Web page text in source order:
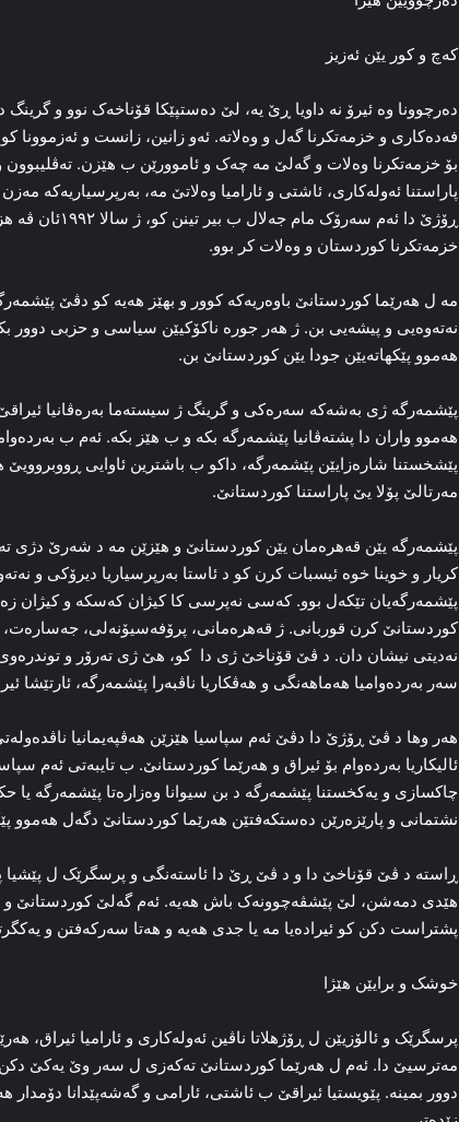
که‌چ و کور یێن ئه‌زیز
ده‌رچوونا وه‌ ئیرۆ نه‌ داویا ڕێ یه‌، لێ ده‌ستپێکا قۆناخه‌ک نوو و گرینگ
فه‌ده‌کاری و خزمه‌تکرنا گه‌ل و وه‌لاته‌. ئه‌و زانین، زانست و
بۆ خزمه‌تکرنا وه‌لات و گه‌لێ مه‌ چه‌ک و ئاموورێن ب هێزن. ته‌ڤلیبوون
پاراستنا ئه‌وله‌کاری، ئاشتی و ئارامیا وه‌لاتێ مه‌، به‌رپرسیاریه‌که‌
ڕۆژێ دا ئه‌م
خزمه‌تکرنا کوردستان و وه‌لات کر بوو.
مه‌ ل هه‌رێما کوردستانێ باوه‌ریه‌که‌ کوور و بهێز هه‌یه‌ کو دڤێ
نه‌ته‌وه‌یی و پیشه‌یی بن. ژ هه‌ر جوره‌ ناکۆکیێن سیاسی و حزبی
هه‌موو پێکهاته‌یێن جودا یێن کوردستانێ بن.
پێشمه‌رگه‌ ژی به‌شه‌که‌ سه‌ره‌کی و گرینگ ژ سیسته‌ما به‌ره‌ڤانیا
هه‌موو واران دا پشته‌ڤانیا پێشمه‌رگه‌ بکه‌ و ب هێز بکه‌. ئه‌م ب
پێشخستنا شاره‌زایێن پێشمه‌رگه‌، داکو ب باشترین ئاوایی
مه‌رتالێ پۆلا یێ پاراستنا کوردستانێ.
پێشمه‌رگه‌ یێن قه‌هره‌مان یێن کوردستانێ و هێزێن مه‌ د شه‌رێ دژی
کریار و خوینا خوه‌ ئیسبات کرن کو د ئاستا به‌رپرسیاریا دیرۆکی و
پێشمه‌رگه‌یان تێکه‌ل بوو. که‌سی نه‌پرسی کا کیژان که‌سکه‌ و کیژان
کوردستانێ کرن قوربانی. ژ قه‌هره‌مانی، پرۆفه‌سیۆنه‌لی، جه‌ساره‌ت،
نه‌دیتی نیشان دان. د ڤێ قۆناخێ ژی دا کو، هێ ژی ته‌رۆر و
سه‌ر به‌رده‌وامیا هه‌ماهه‌نگی و هه‌ڤکاریا ناڤبه‌را پێشمه‌رگه‌، ئارتێشا
هه‌ر وها د ڤێ ڕۆژێ دا دڤێ ئه‌م سپاسیا هێزێن هه‌ڤپه‌یمانیا
ئالیکاریا به‌رده‌وام بۆ ئیراق و هه‌رێما کوردستانێ. ب تایبه‌تی ئه‌م
چاکسازی و یه‌کخستنا پێشمه‌رگه‌ د بن سیوانا وه‌زاره‌تا پێشمه‌رگه‌ یا
نشتمانی و پارێزه‌رێن ده‌ستکه‌فتێن هه‌رێما کوردستانێ دگه‌ل هه‌موو
ڕاسته‌ د ڤێ قۆناخێ دا و د ڤێ ڕێ دا ئاسته‌نگی و پرسگرێک ل
هێدی دمه‌شن، لێ پێشڤه‌چوونه‌ک باش هه‌یه‌. ئه‌م گه‌لێ کوردستانێ و
پشتراست دکن کو ئیراده‌یا مه‌ یا جدی هه‌یه‌ و هه‌تا سه‌رکه‌فتن و
خوشک و برایێن هێژا
پرسگرێک و ئالۆزیێن ل ڕۆژهلاتا ناڤین ئه‌وله‌کاری و ئارامیا
مه‌ترسیێ دا. ئه‌م ل هه‌رێما کوردستانێ ته‌که‌زی ل سه‌ر وێ یه‌کێ
دوور بمینه‌. پێویستیا ئیراقێ ب ئاشتی، ئارامی و گه‌شه‌پێدانا دۆمدار